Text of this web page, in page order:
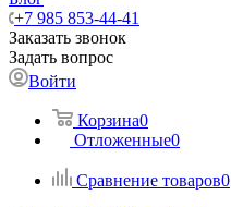
+7 985 853-44-41
Заказать звонок
Задать вопрос
Войти
Корзина0
Отложенные0
Сравнение товаров0